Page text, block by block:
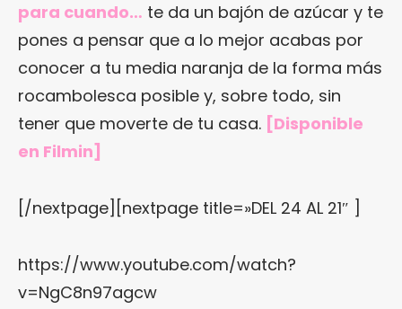
para cuando… te da un bajón de azúcar y te
pones a pensar que a lo mejor acabas por
conocer a tu media naranja de la forma más
rocambolesca posible y, sobre todo, sin
tener que moverte de tu casa. [Disponible
en Filmin]
[/nextpage][nextpage title=»DEL 24 AL 21″ ]
https://www.youtube.com/watch?
v=NgC8n97agcw